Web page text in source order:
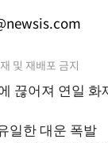
및 재배포 금지